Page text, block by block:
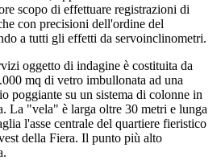
scopo di effettuare registrazioni di
con precisioni dell'ordine del
a tutti gli effetti da servoinclinometri.
oggetto di indagine è costituita da
mq di vetro imbullonata ad una
poggiante su un sistema di colonne in
La "vela" è larga oltre 30 metri e lunga
l'asse centrale del quartiere fieristico
della Fiera. Il punto più alto